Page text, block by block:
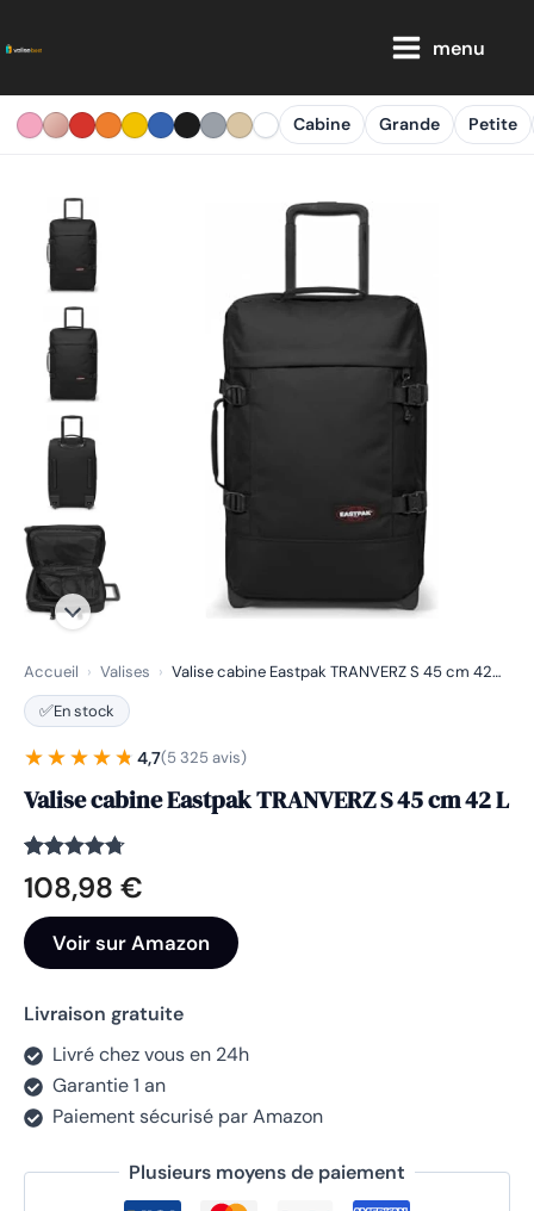
au
menu
Cabine Grande Petite
Accueil › Valises › Valise cabine Eastpak TRANVERZ S 45 cm 42…
✅En stock
★★★★★
★★★★★ 4,7(5 325 avis)
Valise cabine Eastpak TRANVERZ S 45 cm 42 L
Noté4.7
sur 5
5325
notations
client
108,98 €
Voir sur Amazon
Livraison gratuite
Livré chez vous en 24h
Garantie 1 an
Paiement sécurisé par Amazon
Plusieurs moyens de paiement